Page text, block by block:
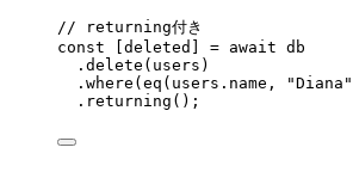
// returning付き
const [ deleted ] = await db
. delete (users)
. where ( eq (users . name , "Diana "
. returning ();